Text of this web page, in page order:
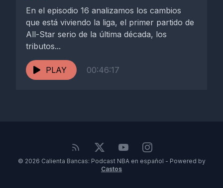
En el episodio 16 analizamos los cambios
que está viviendo la liga, el primer partido de
All-Star serio de la última década, los
tributos...
PLAY 00:46:17
© 2026 Calienta Bancas: Podcast NBA en español - Powered by
Castos